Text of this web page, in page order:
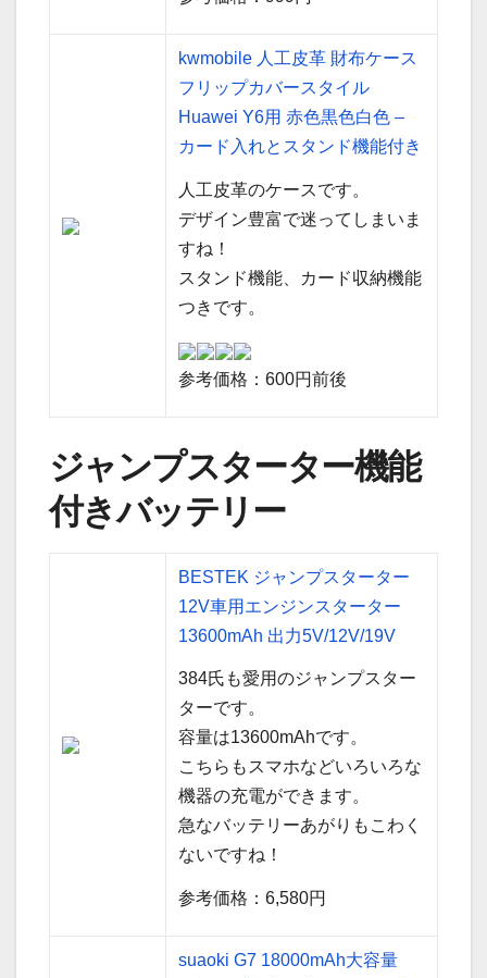
kwmobile 人工皮革 財布ケース
フリップカバースタイル
Huawei Y6用 赤色黒色白色 –
カード入れとスタンド機能付き
人工皮革のケースです。
デザイン豊富で迷ってしまいま
すね！
スタンド機能、カード収納機能
つきです。
参考価格：600円前後
ジャンプスターター機能
付きバッテリー
BESTEK ジャンプスターター
12V車用エンジンスターター
13600mAh 出力5V/12V/19V
384氏も愛用のジャンプスター
ターです。
容量は13600mAhです。
こちらもスマホなどいろいろな
機器の充電ができます。
急なバッテリーあがりもこわく
ないですね！
参考価格：6,580円
suaoki G7 18000mAh大容量